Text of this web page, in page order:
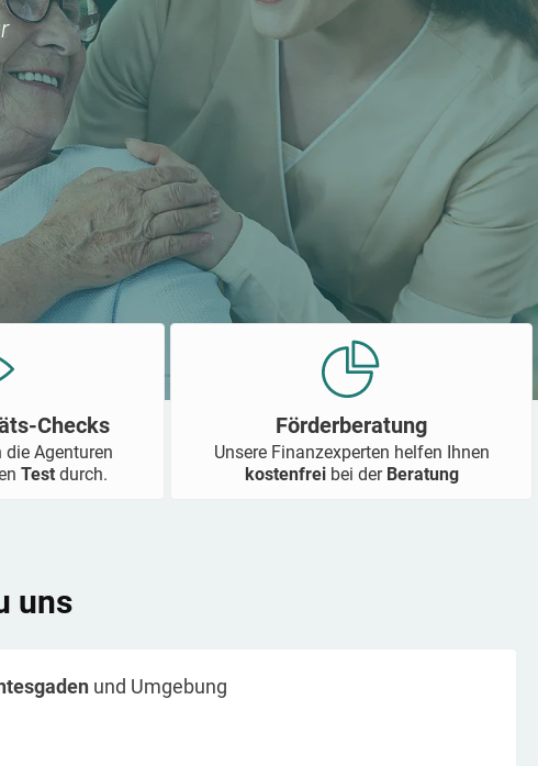
Checks
Agenturen
Testdurch.
Förderberatung
Unsere Finanzexperten helfen Ihnen
kostenfrei bei der Beratung
uns
und Umgebung